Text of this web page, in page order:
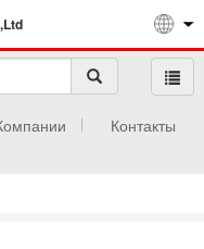
Контакты